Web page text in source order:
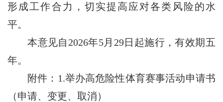
形成工作合力，切实提高应对各类风险的水
平。
本意见自2026年5月29日起施行，有效期五
年。
附件：1.举办高危险性体育赛事活动申请书
（申请、变更、取消）